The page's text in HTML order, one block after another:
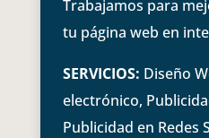
Trabajamos para
tu página web en
SERVICIOS: Diseño
electrónico,
Publicidad en Redes